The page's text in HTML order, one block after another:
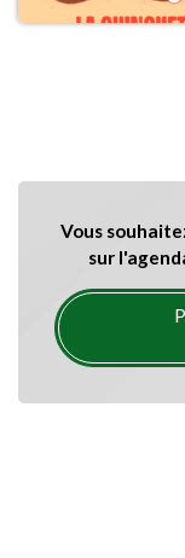
Vous
sur